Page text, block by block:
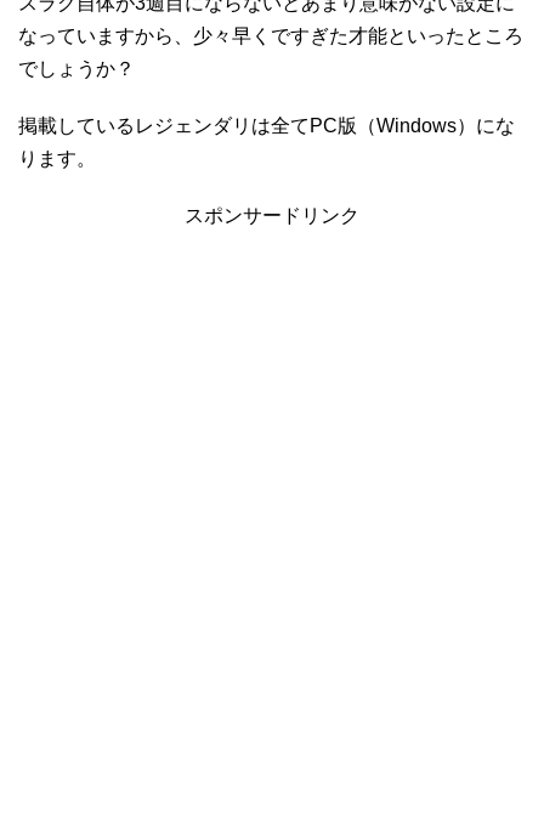
なっていますから、少々早くですぎた才能といったところ
でしょうか？
掲載しているレジェンダリは全てPC版（Windows）にな
ります。
スポンサードリンク